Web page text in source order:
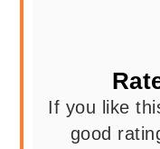
If you like
good